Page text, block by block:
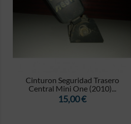
Cinturon Seguridad Trasero
Central Mini One (2010)...
Precio
15,00 €
